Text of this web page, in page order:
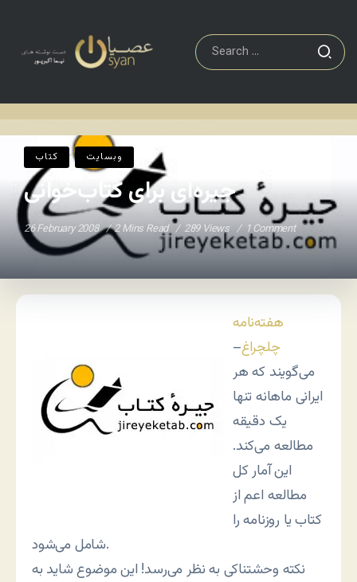
کتاب وبسایت
جیره‌ای برای کتاب‌خوانی
26 February 2008 2 Mins Read 289 Views 1 Comment
هفته‌نامه
چلچراغ–
می‌گویند که هر
ایرانی ماهانه تنها
یک دقیقه
مطالعه می‌کند.
این آمار کل
مطالعه اعم از
کتاب یا روزنامه را
شامل می‌شود.
نکته وحشتناکی به نظر می‌رسد! این موضوع شاید به